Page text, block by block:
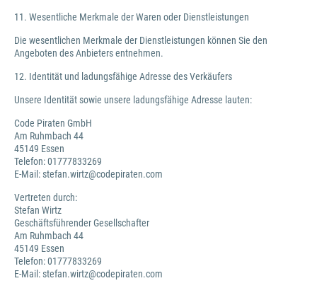
11. Wesentliche Merkmale der Waren oder Dienstleistungen
Die wesentlichen Merkmale der Dienstleistungen können Sie den
Angeboten des Anbieters entnehmen.
12. Identität und ladungsfähige Adresse des Verkäufers
Unsere Identität sowie unsere ladungsfähige Adresse lauten:
Code Piraten GmbH
Am Ruhmbach 44
45149 Essen
Telefon: 01777833269
E-Mail: stefan.wirtz@codepiraten.com
Vertreten durch:
Stefan Wirtz
Geschäftsführender Gesellschafter
Am Ruhmbach 44
45149 Essen
Telefon: 01777833269
E-Mail: stefan.wirtz@codepiraten.com